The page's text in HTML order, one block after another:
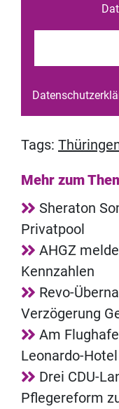
Tags:
Mehr zum
Sheraton
Privatpool
AHGZ
Kennzahlen
Revo-
Verzögerung
Am
Leonardo-Hotel
Drei CDU-
Pflegereform